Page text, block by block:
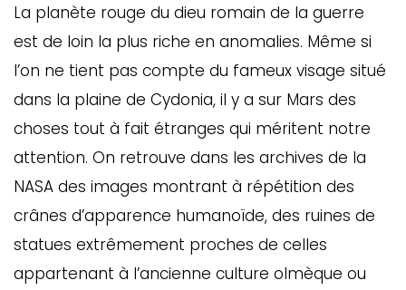
La planète rouge du dieu romain de la guerre
est de loin la plus riche en anomalies. Même si
l’on ne tient pas compte du fameux visage situé
dans la plaine de Cydonia, il y a sur Mars des
choses tout à fait étranges qui méritent notre
attention. On retrouve dans les archives de la
NASA des images montrant à répétition des
crânes d’apparence humanoïde, des ruines de
statues extrêmement proches de celles
appartenant à l’ancienne culture olmèque ou